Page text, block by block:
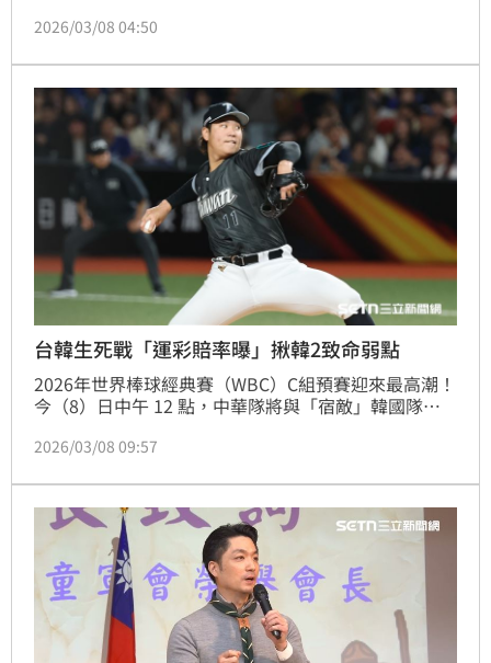
蹟逆轉擊敗宿敵韓國。當最後一個出局數抓下，全隊衝
過，在一片感動的淚海中，旅美左投「玉米」林昱珉賽
後竟吐出一段超反差的「狀況外」發言，瞬間讓現場媒
體全笑翻。
2026/03/08 04:50
台韓生死戰「運彩賠率曝」揪韓2致命弱點
2026年世界棒球經典賽（WBC）C組預賽迎來最高潮！
今（8）日中午 12 點，中華隊將與「宿敵」韓國隊正
對是攸關晉級的「生死戰」。全台球迷瘋狂集氣之餘，
突破口」，直言台灣健兒並非毫無勝算！
2026/03/08 09:57